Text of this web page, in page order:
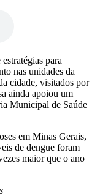
para
nas unidades da
cidade, visitados por
ainda apoiou um
Municipal de Saúde
em Minas Gerais,
de dengue foram
maior que o ano